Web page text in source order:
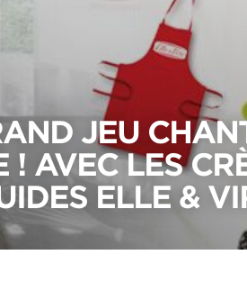
JEU
! AVEC LES
ELLE &